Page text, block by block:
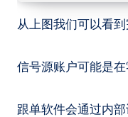
从上图我们可以看
信号源账户可能是
跟单软件会通过内